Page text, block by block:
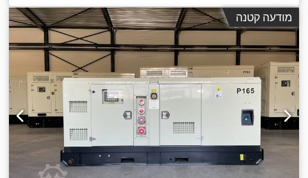
מודעה קטנה